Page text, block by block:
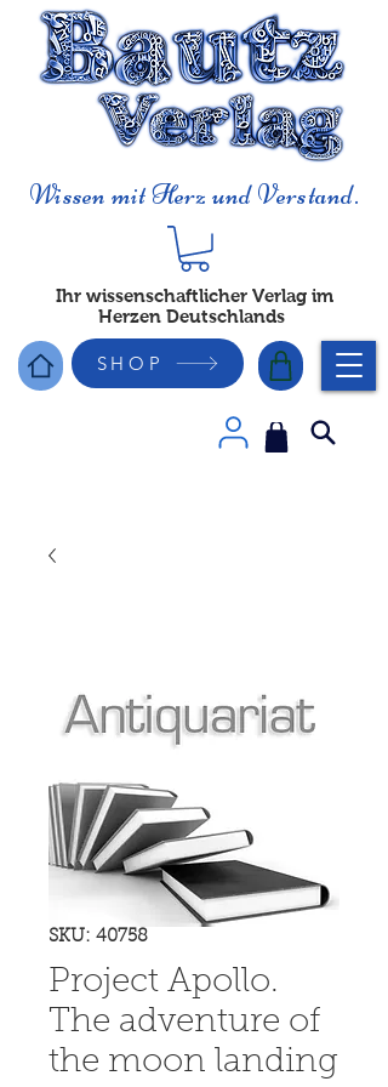
Wissen mit Herz und Verstand.
Ihr wissenschaftlicher Verlag im
Herzen Deutschlands
SHOP
SKU: 40758
Project Apollo.
The adventure of
the moon landing